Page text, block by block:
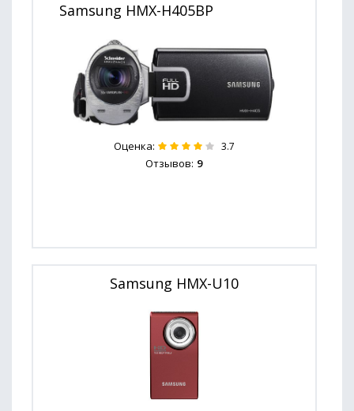
Samsung HMX-H405BP
Оценка: 3.7
Отзывов: 9
Samsung HMX-U10